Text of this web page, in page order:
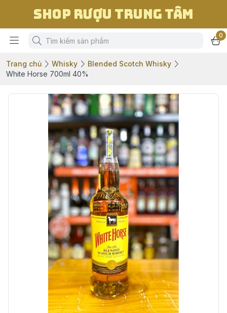
Shop Rượu Trung Tâm
0
Trang chủ Whisky
Blended Scotch Whisky
White Horse 700ml 40%